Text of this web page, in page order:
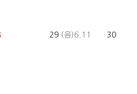
29 (음)6.11 30